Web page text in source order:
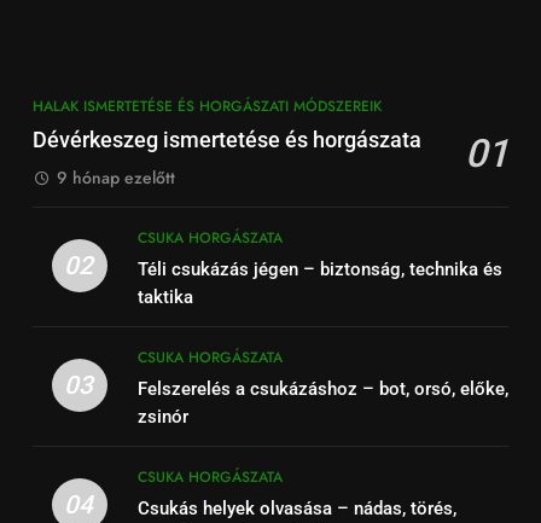
HALAK ISMERTETÉSE ÉS HORGÁSZATI MÓDSZEREIK
Dévérkeszeg ismertetése és horgászata 01
9 hónap ezelőtt
02
CSUKA HORGÁSZATA
Téli csukázás jégen – biztonság, technika és
taktika
03
CSUKA HORGÁSZATA
Felszerelés a csukázáshoz – bot, orsó, előke,
zsinór
04
CSUKA HORGÁSZATA
Csukás helyek olvasása – nádas, törés,